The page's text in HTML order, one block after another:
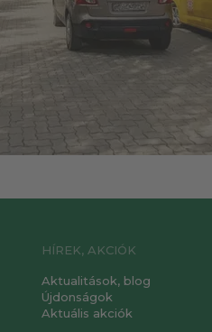
HÍREK, AKCIÓK
Aktualitások, blog
Újdonságok
Aktuális akciók